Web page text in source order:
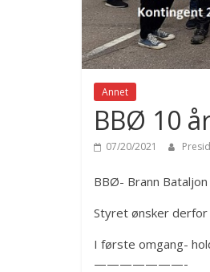
Annet
BBØ 10
07/20/2021
BBØ- Brann
Styret ønsker
I første omgang-
———————-